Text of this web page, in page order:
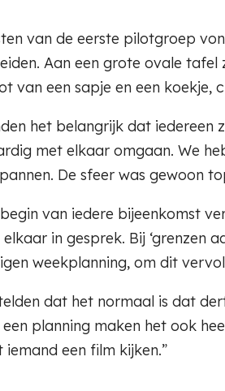
van de eerste pilotgroep
Aan een grote ovale tafel
van een sapje en een
het belangrijk dat iedereen
met elkaar omgaan. We
De sfeer was gewoon
van iedere bijeenkomst
in gesprek. Bij ‘grenzen
weekplanning, om dit
dat het normaal is dat
planning maken het ook
een film kijken.”